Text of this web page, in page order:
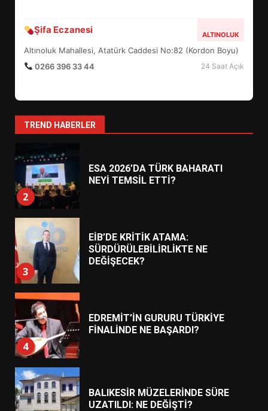
Şifa Eczanesi ALTINOLUK
Altınoluk Mahallesi, Atatürk Caddesi No:82 (Kordon Boyu)
0266 396 33 44
24 Saat Açık
TREND HABERLER
7
YENİ YÖNETİM NASIL
ŞEKİLLENDİ?
1
HAREKETE GEÇİYOR: GÖZLER
2
ESA 2026’DA TÜRK BAHARATI
NEYİ TEMSİL ETTİ?
3
EİB’DE KRİTİK ATAMA:
SÜRDÜRÜLEBİLİRLİKTE NE
DEĞİŞECEK?
4
EDREMİT’İN GURURU TÜRKİYE
FİNALİNDE NE BAŞARDI?
BALIKESİR MÜZELERİNDE SÜRE
UZATILDI: NE DEĞİŞTİ?